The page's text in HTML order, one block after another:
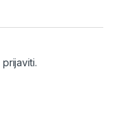
prijaviti.